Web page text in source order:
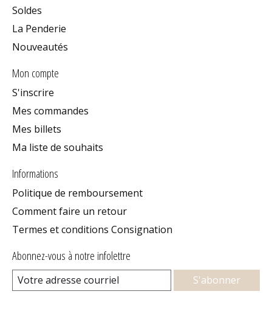
Soldes
La Penderie
Nouveautés
Mon compte
S'inscrire
Mes commandes
Mes billets
Ma liste de souhaits
Informations
Politique de remboursement
Comment faire un retour
Termes et conditions Consignation
Abonnez-vous à notre infolettre
S'abonner